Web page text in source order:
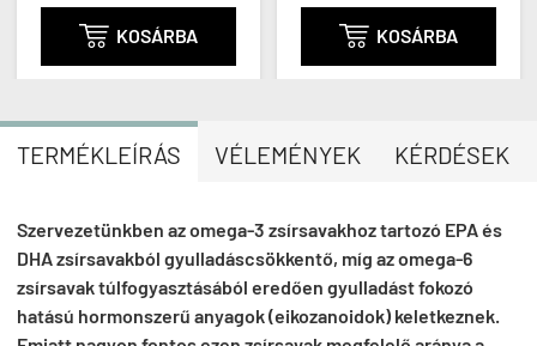
 KOSÁRBA  KOSÁRBA
TERMÉKLEÍRÁS VÉLEMÉNYEK KÉRDÉSEK
Szervezetünkben az omega-3 zsírsavakhoz tartozó EPA és
DHA zsírsavakból gyulladáscsökkentő, míg az omega-6
zsírsavak túlfogyasztásából eredően gyulladást fokozó
hatású hormonszerű anyagok (eikozanoidok) keletkeznek.